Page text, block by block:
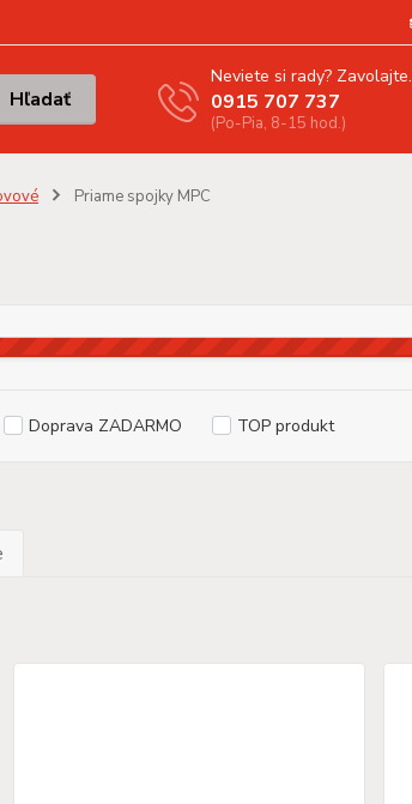
Hľadať
Neviete si rady? Zavolajte.
0915 707 737
(Po-Pia, 8-15 hod.)
Priame spojky MPC
Doprava ZADARMO TOP produkt